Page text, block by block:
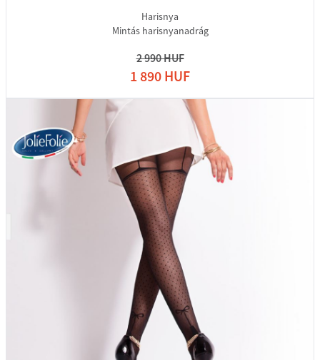
Harisnya
Mintás harisnyanadrág
2 990 HUF
1 890 HUF